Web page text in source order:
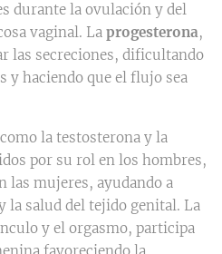
durante la ovulación y del
vaginal. La progesterona,
las secreciones, dificultando
y haciendo que el flujo sea
la testosterona y la
por su rol en los hombres,
las mujeres, ayudando a
la salud del tejido genital. La
y el orgasmo, participa